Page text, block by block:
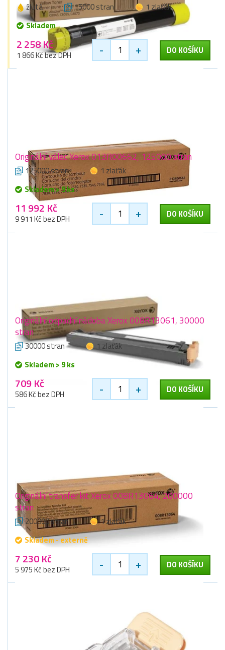
žlutá 15000 stran
1 zlaťák
Skladem
2 258 Kč
1 866 Kč bez DPH - + DO KOŠÍKU
Originální válec Xerox 013R00662, 125000 stran
125000 stran
1 zlaťák
Skladem > 9 ks
11 992 Kč
9 911 Kč bez DPH - + DO KOŠÍKU
Originální odpadní nádoba Xerox 008R13061, 30000
stran
30000 stran
1 zlaťák
Skladem > 9 ks
709 Kč
586 Kč bez DPH - + DO KOŠÍKU
Originální transfer kit Xerox 008R13064, 200000
stran
200000 stran
1 zlaťák
Skladem - externě
7 230 Kč
5 975 Kč bez DPH - + DO KOŠÍKU